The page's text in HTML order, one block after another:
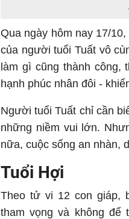
Qua ngày hôm nay 17/
của người tuổi Tuất vô
làm gì cũng thành công,
hạnh phúc nhân đôi -
Người tuổi Tuất chỉ cần
những niềm vui lớn.
nữa, cuộc sống an nhàn,
Tuổi Hợi
Theo tử vi 12 con giáp,
tham vọng và không để